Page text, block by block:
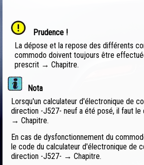
Prudence !
La dépose et la repose des différents
commodo doivent toujours être
prescrit → Chapitre.
Nota
Lorsqu'un calculateur d'électronique de
direction -J527- neuf a été posé, il faut le
→ Chapitre.
En cas de dysfonctionnement du
le code du calculateur d'électronique de
direction -J527- → Chapitre.